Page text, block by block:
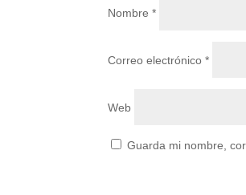
Nombre*
Correo electrónico*
Web
Guarda mi nombre,